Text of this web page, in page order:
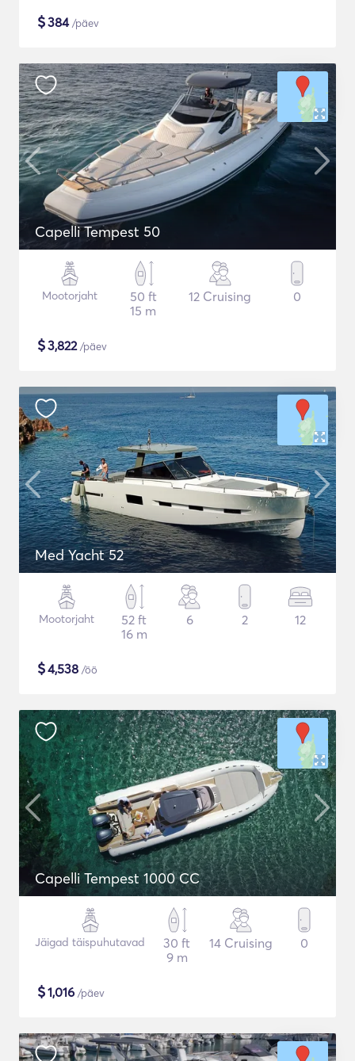
$384/päev
Capelli Tempest 50
Mootorjaht
50 ft
15 m
12 Cruising 0
$3,822/päev
Med Yacht 52
Mootorjaht
52 ft
16 m
6 2 12
$4,538 /öö
Capelli Tempest 1000 CC
Jäigad täispuhutavad
30 ft
9 m
14 Cruising 0
$1,016 /päev